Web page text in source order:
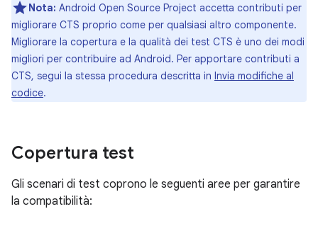
Nota: Android Open Source Project accetta contributi per
migliorare CTS proprio come per qualsiasi altro componente.
Migliorare la copertura e la qualità dei test CTS è uno dei modi
migliori per contribuire ad Android. Per apportare contributi a
CTS, segui la stessa procedura descritta in Invia modifiche al
codice.
Copertura test
Gli scenari di test coprono le seguenti aree per garantire
la compatibilità: